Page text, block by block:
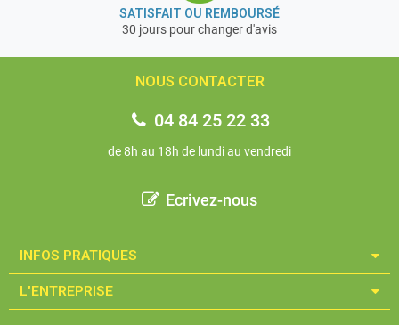
SATISFAIT OU REMBOURSÉ
30 jours pour changer d'avis
NOUS CONTACTER
04 84 25 22 33
de 8h au 18h de lundi au vendredi
Ecrivez-nous
INFOS PRATIQUES​
L'ENTREPRISE​